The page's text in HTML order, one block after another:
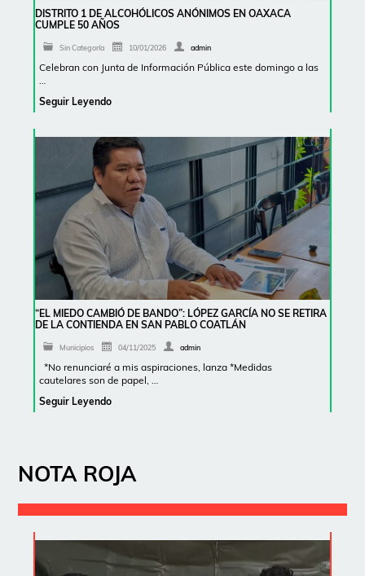
DISTRITO 1 DE ALCOHÓLICOS ANÓNIMOS EN OAXACA
CUMPLE 50 AÑOS
Sin Categoría 10/01/2026 admin
Celebran con Junta de Información Pública este domingo a las
Seguir Leyendo
“EL MIEDO CAMBIÓ DE BANDO”: LÓPEZ GARCÍA NO SE RETIRA
DE LA CONTIENDA EN SAN PABLO COATLÁN
Municipios 04/11/2025 admin
*No renunciaré a mis aspiraciones, lanza *Medidas
cautelares son de papel, …
Seguir Leyendo
NOTA ROJA